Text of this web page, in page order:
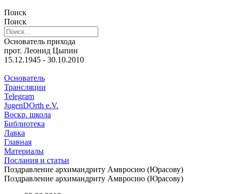
Поиск
Поиск
Основатель прихода
прот. Леонид Цыпин
15.12.1945 - 30.10.2010
Основатель
Трансляции
Telegram
JugenDOrth e.V.
Воскр. школа
Библиотека
Лавка
Главная
Материалы
Послания и статьи
Поздравление архимандриту Амвросию (Юрасову)
Поздравление архимандриту Амвросию (Юрасову)